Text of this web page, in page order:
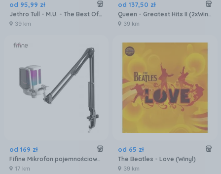
od 95,99 zł
Jethro Tull - M.U. - The Best Of Jethro Tull (Winyl)
39 km
od 137,50 zł
Queen - Greatest Hits II (2xWinyl)
39 km
od 169 zł
Fifine Mikrofon pojemnościowy studyjny Q6TW USB biały
17 km
od 65 zł
The Beatles - Love (Winyl)
39 km